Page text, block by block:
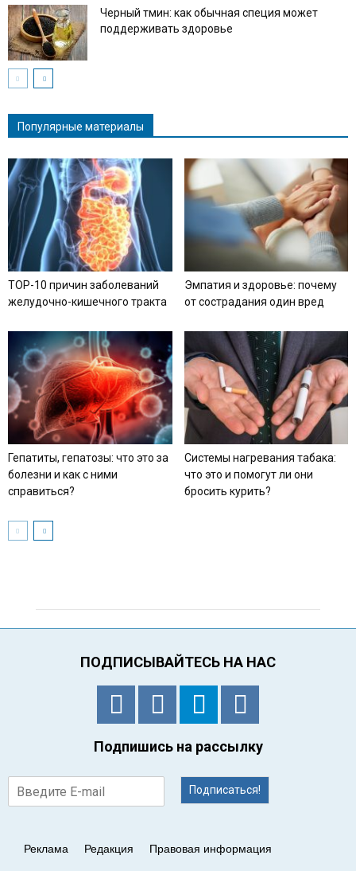
Черный тмин: как обычная специя может
поддерживать здоровье
Популярные материалы
TOP-10 причин заболеваний
желудочно-кишечного тракта
Эмпатия и здоровье: почему
от сострадания один вред
Гепатиты, гепатозы: что это за
болезни и как с ними
справиться?
Системы нагревания табака:
что это и помогут ли они
бросить курить?
ПОДПИСЫВАЙТЕСЬ НА НАС
Подпишись на рассылку
Подписаться!
Реклама Редакция Правовая информация